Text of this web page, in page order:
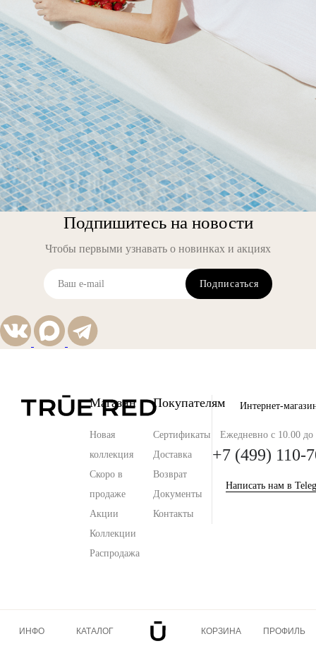
Подпишитесь на новости
Чтобы первыми узнавать о новинках и акциях
Подписаться
Магазин
Новая
коллекция
Скоро в
продаже
Акции
Коллекции
Распродажа
Покупателям
Сертификаты
Доставка
Возврат
Документы
Контакты
Интернет-
Ежедневно с 10.00 до
+7 (499) 110-
Написать нам в
ИНФО КАТАЛОГ КОРЗИНА ПРОФИЛЬ